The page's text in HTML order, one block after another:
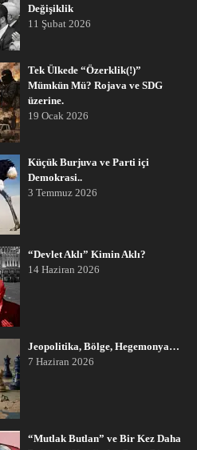
Değişiklik
11 Şubat 2026
Tek Ülkede “Özerklik(!)”
Mümkün Mü? Rojava ve SDG
üzerine.
19 Ocak 2026
Küçük Burjuva ve Parti içi
Demokrasi..
3 Temmuz 2026
“Devlet Aklı” Kimin Aklı?
14 Haziran 2026
Jeopolitika, Bölge, Hegemonya…
7 Haziran 2026
“Mutlak Butlan” ve Bir Kez Daha